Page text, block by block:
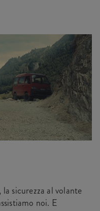
sicurezza al volante
noi. E